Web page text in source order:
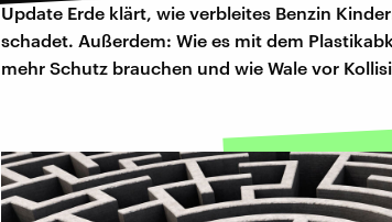
Update Erde klärt, wie verbleites Benzin
schadet. Außerdem: Wie es mit dem
mehr Schutz brauchen und wie Wale vor